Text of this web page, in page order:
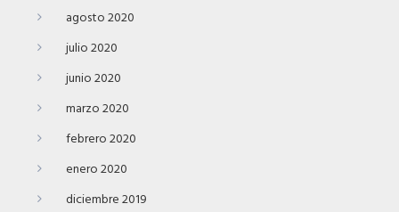
agosto 2020
julio 2020
junio 2020
marzo 2020
febrero 2020
enero 2020
diciembre 2019